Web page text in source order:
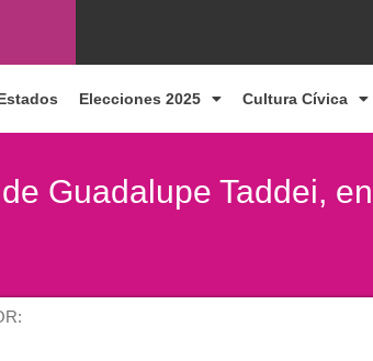
Elecciones 2025 Cultura Cívica
Guadalupe Taddei,